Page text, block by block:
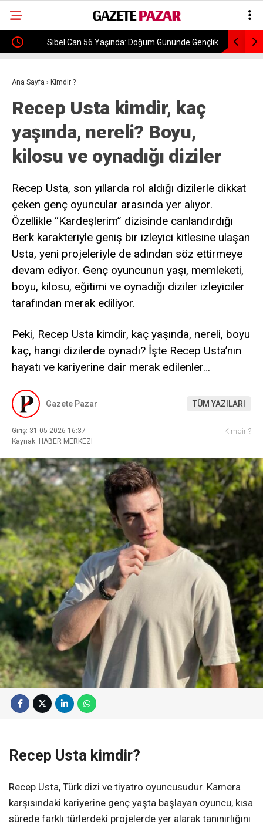
Sibel Can 56 Yaşında: Doğum Gününde Gençlik
Ana Sayfa › Kimdir ?
Recep Usta kimdir, kaç
yaşında, nereli? Boyu,
kilosu ve oynadığı diziler
Recep Usta, son yıllarda rol aldığı dizilerle dikkat
çeken genç oyuncular arasında yer alıyor.
Özellikle “Kardeşlerim” dizisinde canlandırdığı
Berk karakteriyle geniş bir izleyici kitlesine ulaşan
Usta, yeni projeleriyle de adından söz ettirmeye
devam ediyor. Genç oyuncunun yaşı, memleketi,
boyu, kilosu, eğitimi ve oynadığı diziler izleyiciler
tarafından merak ediliyor.
Peki, Recep Usta kimdir, kaç yaşında, nereli, boyu
kaç, hangi dizilerde oynadı? İşte Recep Usta’nın
hayatı ve kariyerine dair merak edilenler…
Gazete Pazar TÜM YAZILARI
Giriş: 31-05-2026 16:37
Kaynak: HABER MERKEZI
Kimdir ?
Recep Usta kimdir?
Recep Usta, Türk dizi ve tiyatro oyuncusudur. Kamera
karşısındaki kariyerine genç yaşta başlayan oyuncu, kısa
sürede farklı türlerdeki projelerde yer alarak tanınırlığını